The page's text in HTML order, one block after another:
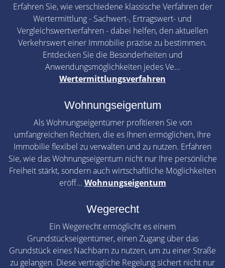
Erfahren Sie, wie verschiedene klassische Verfahren der
Wertermittlung - Sachwert-, Ertragswert- und
Vergleichswertverfahren - dabei helfen, den aktuellen
Verkehrswert einer Immobilie präzise zu bestimmen.
Entdecken Sie die Besonderheiten und
Anwendungsmöglichkeiten jedes Ve...
Wertermittlungsverfahren
Wohnungseigentum
Als Wohnungseigentümer profitieren Sie von
umfangreichen Rechten, die es Ihnen ermöglichen, Ihre
Immobilie flexibel zu verwalten und zu nutzen. Erfahren
Sie, wie das Wohnungseigentum nicht nur Ihre persönliche
Freiheit stärkt, sondern auch wirtschaftliche Möglichkeiten
eröff... Wohnungseigentum
Wegerecht
Ein Wegerecht ermöglicht es einem
Grundstückseigentümer, einen Zugang über das
Grundstück eines Nachbarn zu nutzen, um zu einer Straße
zu gelangen. Diese vertragliche Regelung sichert nicht nur